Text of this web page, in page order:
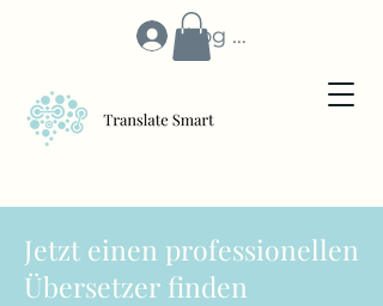
Log In
Jetzt einen professionellen
Übersetzer finden